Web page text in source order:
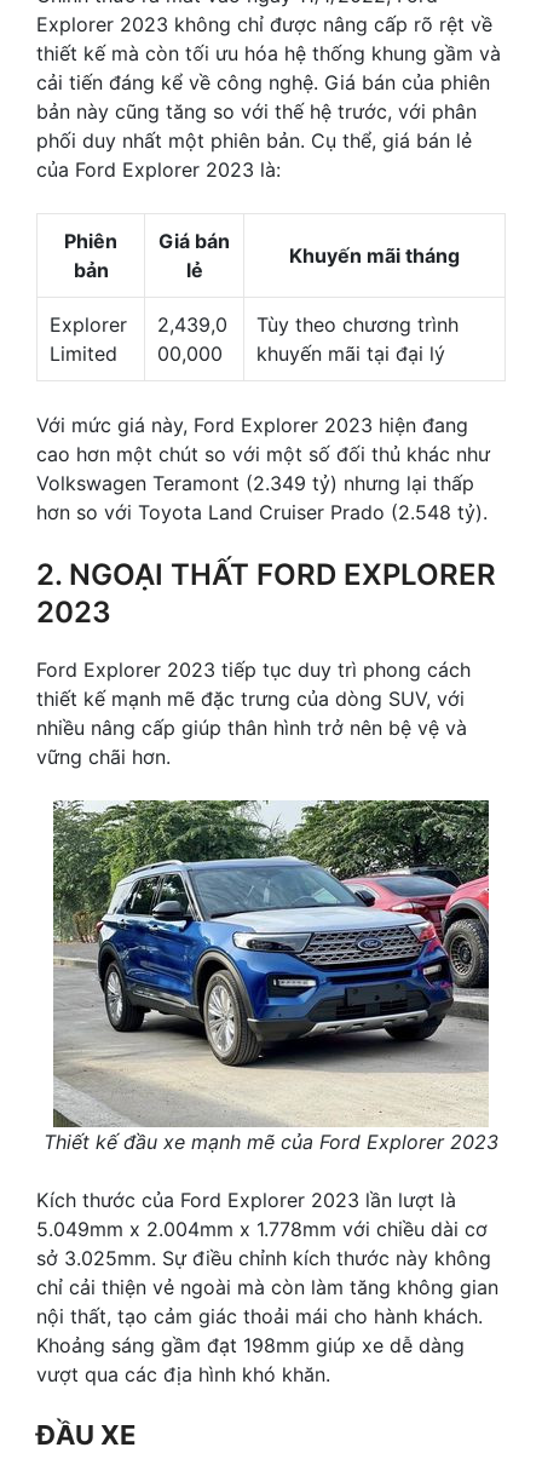
Explorer 2023 không chỉ được nâng cấp rõ rệt về
thiết kế mà còn tối ưu hóa hệ thống khung gầm và
cải tiến đáng kể về công nghệ. Giá bán của phiên
bản này cũng tăng so với thế hệ trước, với phân
phối duy nhất một phiên bản. Cụ thể, giá bán lẻ
của Ford Explorer 2023 là:
Phiên
bản
Giá bán
lẻ
Khuyến mãi tháng
Explorer
Limited
2,439,0
00,000
Tùy theo chương trình
khuyến mãi tại đại lý
Với mức giá này, Ford Explorer 2023 hiện đang
cao hơn một chút so với một số đối thủ khác như
Volkswagen Teramont (2.349 tỷ) nhưng lại thấp
hơn so với Toyota Land Cruiser Prado (2.548 tỷ).
2. NGOẠI THẤT FORD EXPLORER
2023
Ford Explorer 2023 tiếp tục duy trì phong cách
thiết kế mạnh mẽ đặc trưng của dòng SUV, với
nhiều nâng cấp giúp thân hình trở nên bệ vệ và
vững chãi hơn.
Thiết kế đầu xe mạnh mẽ của Ford Explorer 2023
Kích thước của Ford Explorer 2023 lần lượt là
5.049mm x 2.004mm x 1.778mm với chiều dài cơ
sở 3.025mm. Sự điều chỉnh kích thước này không
chỉ cải thiện vẻ ngoài mà còn làm tăng không gian
nội thất, tạo cảm giác thoải mái cho hành khách.
Khoảng sáng gầm đạt 198mm giúp xe dễ dàng
vượt qua các địa hình khó khăn.
ĐẦU XE